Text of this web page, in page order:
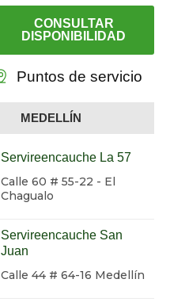
CONSULTAR
DISPONIBILIDAD
Puntos de servicio
MEDELLÍN
Servireencauche La 57
Calle 60 # 55-22 - El
Chagualo
Servireencauche San
Juan
Calle 44 # 64-16 Medellín